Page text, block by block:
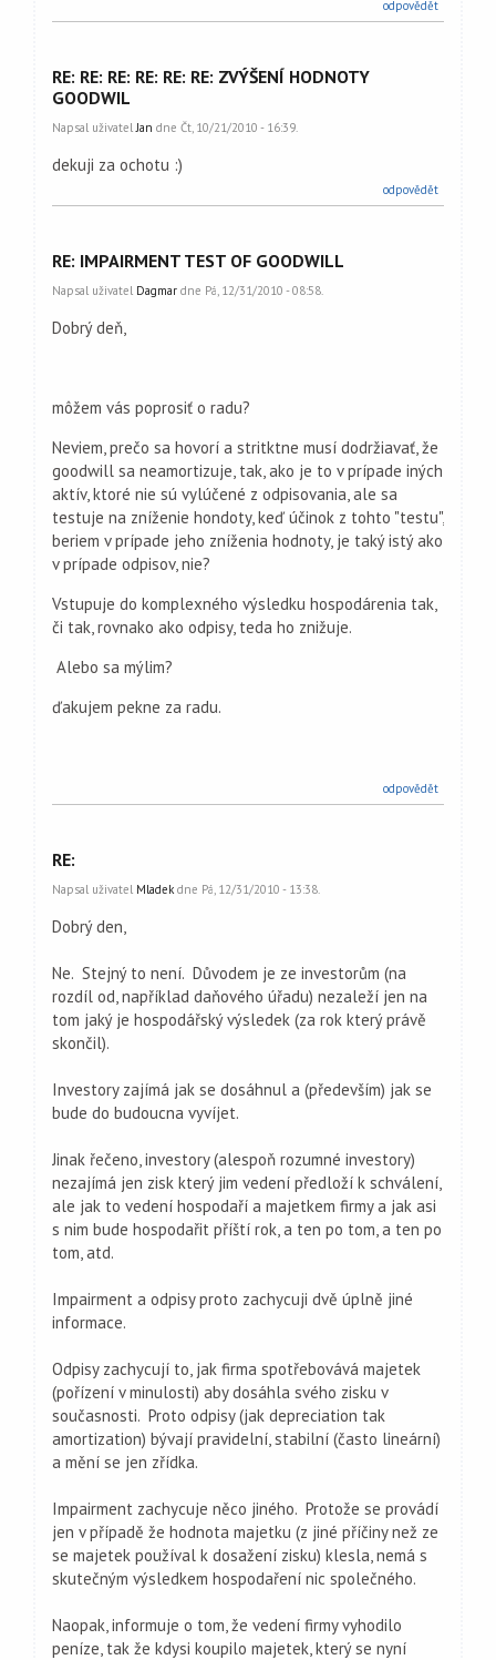
odpovědět
RE: RE: RE: RE: RE: RE: ZVÝŠENÍ HODNOTY
GOODWIL
Napsal uživatelJan dne Čt, 10/21/2010 - 16:39.
dekuji za ochotu :)
odpovědět
RE: IMPAIRMENT TEST OF GOODWILL
Napsal uživatel Dagmar dne Pá, 12/31/2010 - 08:58.
Dobrý deň,
môžem vás poprosiť o radu?
Neviem, prečo sa hovorí a stritktne musí dodržiavať, že
goodwill sa neamortizuje, tak, ako je to v prípade iných
aktív, ktoré nie sú vylúčené z odpisovania, ale sa
testuje na zníženie hondoty, keď účinok z tohto "testu",
beriem v prípade jeho zníženia hodnoty, je taký istý ako
v prípade odpisov, nie?
Vstupuje do komplexného výsledku hospodárenia tak,
či tak, rovnako ako odpisy, teda ho znižuje.
Alebo sa mýlim?
ďakujem pekne za radu.
odpovědět
RE:
Napsal uživatel Mladek dne Pá, 12/31/2010 - 13:38.
Dobrý den,
Ne. Stejný to není. Důvodem je ze investorům (na
rozdíl od, například daňového úřadu) nezaleží jen na
tom jaký je hospodářský výsledek (za rok který právě
skončil).
Investory zajímá jak se dosáhnul a (především) jak se
bude do budoucna vyvíjet.
Jinak řečeno, investory (alespoň rozumné investory)
nezajímá jen zisk který jim vedení předloží k schválení,
ale jak to vedení hospodaří a majetkem firmy a jak asi
s nim bude hospodařit příští rok, a ten po tom, a ten po
tom, atd.
Impairment a odpisy proto zachycuji dvě úplně jiné
informace.
Odpisy zachycují to, jak firma spotřebovává majetek
(pořízení v minulosti) aby dosáhla svého zisku v
současnosti. Proto odpisy (jak depreciation tak
amortization) bývají pravidelní, stabilní (často lineární)
a mění se jen zřídka.
Impairment zachycuje něco jiného. Protože se provádí
jen v případě že hodnota majetku (z jiné příčiny než ze
se majetek používal k dosažení zisku) klesla, nemá s
skutečným výsledkem hospodaření nic společného.
Naopak, informuje o tom, že vedení firmy vyhodilo
peníze, tak že kdysi koupilo majetek, který se nyní